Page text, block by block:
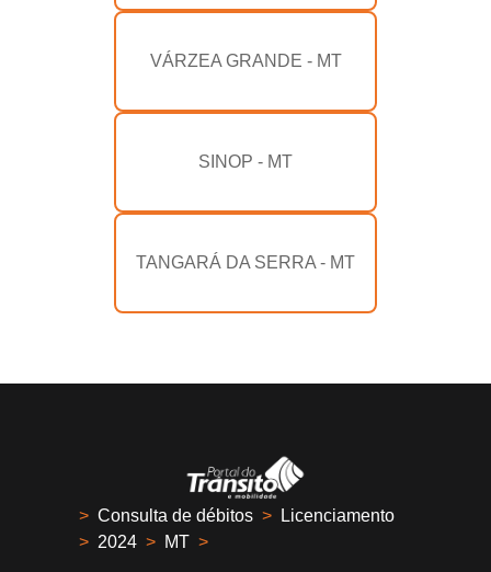
VÁRZEA GRANDE - MT
SINOP - MT
TANGARÁ DA SERRA - MT
> Consulta de débitos >
Licenciamento
> 2024 > MT >